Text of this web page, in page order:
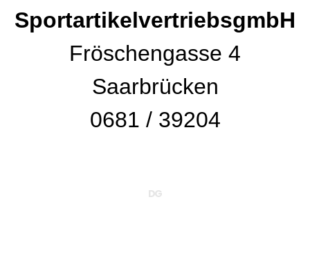
SportartikelvertriebsgmbH
Fröschengasse 4
Saarbrücken
0681 / 39204
DG